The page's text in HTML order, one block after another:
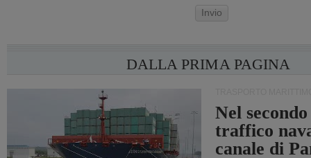
Invio
DALLA PRIMA PAGINA
Nel
traffico
canale di